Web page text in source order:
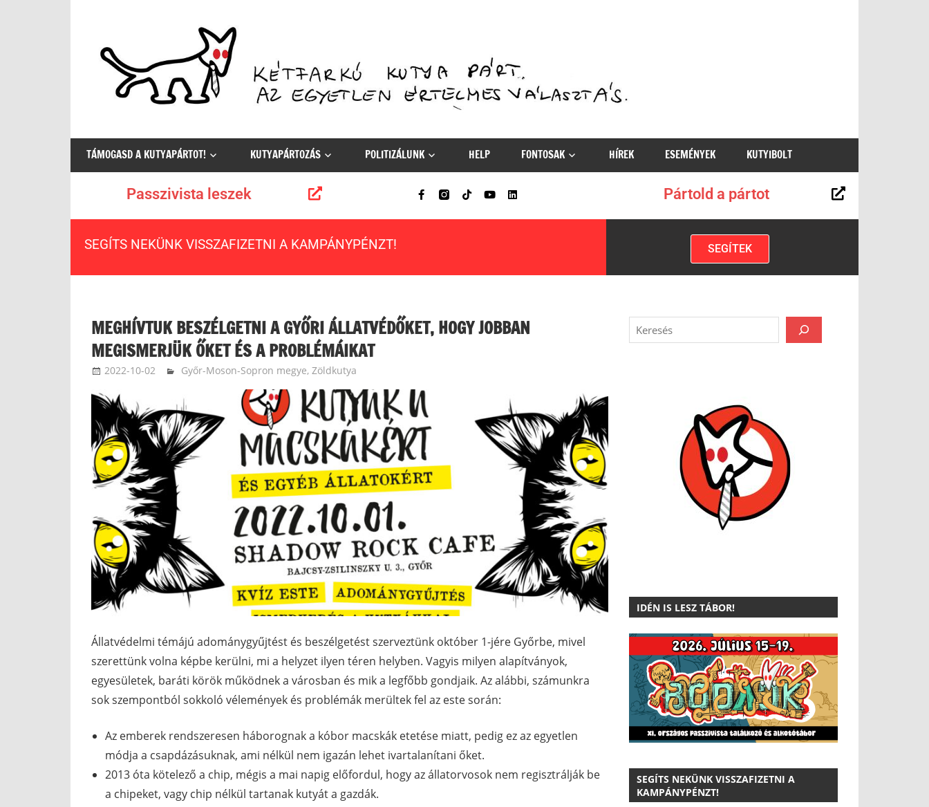
egyetlen
értelmes
választás
TÁMOGASD A KUTYAPÁRTOT! KUTYAPÁRTOZÁS POLITIZÁLUNK HELP FONTOSAK HÍREK ESEMÉNYEK KUTYIBOLT
Passzivista leszek Pártold a pártot
SEGÍTS NEKÜNK VISSZAFIZETNI A KAMPÁNYPÉNZT! SEGÍTEK
MEGHÍVTUK BESZÉLGETNI A GYŐRI ÁLLATVÉDŐKET, HOGY JOBBAN
MEGISMERJÜK ŐKET ÉS A PROBLÉMÁIKAT
2022-10-02 zakotatamas
Győr-Moson-Sopron megye,Zöldkutya
Állatvédelmi témájú adománygyűjtést és beszélgetést szerveztünk október 1-jére Győrbe, mivel
szerettünk volna képbe kerülni, mi a helyzet ilyen téren helyben. Vagyis milyen alapítványok,
egyesületek, baráti körök működnek a városban és mik a legfőbb gondjaik. Az alábbi, számunkra
sok szempontból sokkoló vélemények és problémák merültek fel az este során:
Az emberek rendszeresen háborognak a kóbor macskák etetése miatt, pedig ez az egyetlen
módja a csapdázásuknak, ami nélkül nem igazán lehet ivartalanítani őket.
2013 óta kötelező a chip, mégis a mai napig előfordul, hogy az állatorvosok nem regisztrálják be
a chipeket, vagy chip nélkül tartanak kutyát a gazdák.
IDÉN IS LESZ TÁBOR!
SEGÍTS NEKÜNK VISSZAFIZETNI A
KAMPÁNYPÉNZT!